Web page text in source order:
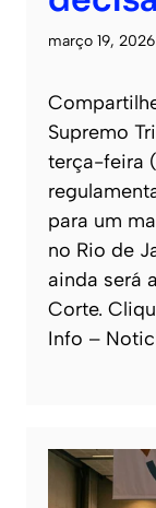
março 19, 2026
Supremo
terça-feira
para um
no Rio de
ainda será
Corte.
Info –